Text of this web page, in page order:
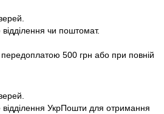
чи поштомат.
передоплатою 500 грн або при повній
УкрПошти для отримання